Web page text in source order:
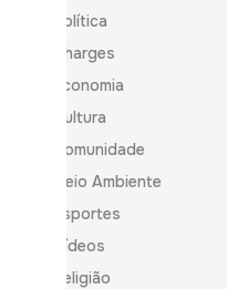
Política
Charges
Economia
Cultura
Comunidade
Meio Ambiente
Esportes
Vídeos
Religião